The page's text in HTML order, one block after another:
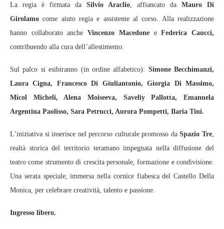
La regia è firmata da Silvio Araclio , affiancato da Mauro Di
Girolamo come aiuto regia e assistente al corso. Alla realizzazione
hanno collaborato anche Vincenzo MacedoneeFederica Caucci,
contribuendo alla cura dell’allestimento.
Sul palco si esibiranno (in ordine alfabetico): Simone Becchimanzi,
Laura Cigna, Francesco Di Giuliantonio, Giorgia Di Massimo,
Micol Micheli, Alena Moiseeva, Saveliy Pallotta, Emanuela
Argentina Paolisso, Sara Petrucci, Aurora Pompetti, Ilaria Tini.
L’iniziativa si inserisce nel percorso culturale promosso daSpazio Tre
realtà storica del territorio teramano impegnata nella diffusione del
teatro come strumento di crescita personale, formazione e condivisione.
Una serata speciale, immersa nella cornice fiabesca del Castello Della
Monica, per celebrare creatività, talento e passione.
Ingresso libero.